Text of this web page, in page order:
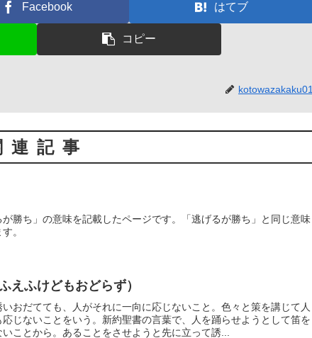
Facebook はてブ
コピー
kotowazakaku01
連記事
勝ち」の意味を記載したページです。「逃げるが勝ち」と同じ意味
。
えふけどもおどらず）
おだてても、人がそれに一向に応じないこと。色々と策を講じて人
じないことをいう。新約聖書の言葉で、人を踊らせようとして笛を
ことから。あることをさせようと先に立って誘...